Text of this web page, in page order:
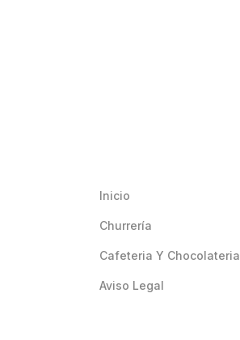
Inicio
Churrería
Cafeteria Y Chocolateria
Aviso Legal